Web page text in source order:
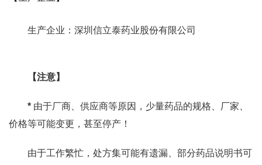
生产企业：深圳信立泰药业股份有限公司
【注意】
* 由于厂商、供应商等原因，少量药品的规格、厂家、
价格等可能变更，甚至停产！
由于工作繁忙，处方集可能有遗漏、部分药品说明书可